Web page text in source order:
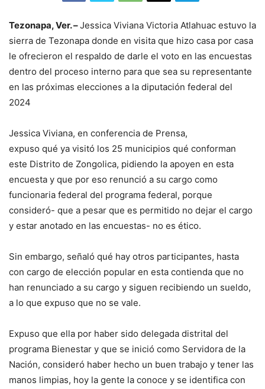
Tezonapa, Ver. –Jessica Viviana Victoria Atlahuac estuvo la
sierra de Tezonapa donde en visita que hizo casa por casa
le ofrecieron el respaldo de darle el voto en las encuestas
dentro del proceso interno para que sea su representante
en las próximas elecciones a la diputación federal del
2024
Jessica Viviana, en conferencia de Prensa,
expuso qué ya visitó los 25 municipios qué conforman
este Distrito de Zongolica, pidiendo la apoyen en esta
encuesta y que por eso renunció a su cargo como
funcionaria federal del programa federal, porque
consideró- que a pesar que es permitido no dejar el cargo
y estar anotado en las encuestas- no es ético.
Sin embargo, señaló qué hay otros participantes, hasta
con cargo de elección popular en esta contienda que no
han renunciado a su cargo y siguen recibiendo un sueldo,
a lo que expuso que no se vale.
Expuso que ella por haber sido delegada distrital del
programa Bienestar y que se inició como Servidora de la
Nación, consideró haber hecho un buen trabajo y tener las
manos limpias, hoy la gente la conoce y se identifica con